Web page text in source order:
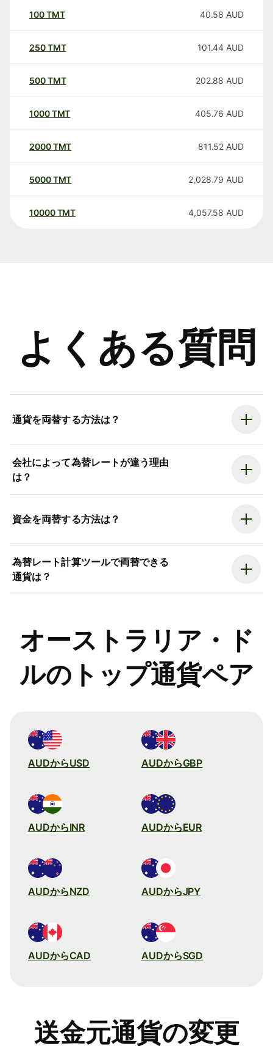
100TMT 40.58 AUD
250TMT 101.44 AUD
500TMT 202.88 AUD
1000TMT 405.76 AUD
2000TMT 811.52 AUD
5000TMT 2,028.79 AUD
10000 TMT 4,057.58 AUD
よくある質問
通貨を両替する方法は？
会社によって為替レートが違う理由
は？
資金を両替する方法は？
為替レート計算ツールで両替できる
通貨は？
オーストラリア・ド
ルのトップ通貨ペア
AUDからUSD AUDからGBP
AUDからINR AUDからEUR
AUDからNZD AUDからJPY
AUDからCAD AUDからSGD
送金元通貨の変更